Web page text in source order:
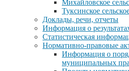
Михайловское
Туксинское
Доклады, речи, отчеты
Информация о
Статистическая
Нормативно-правовые
Информация о
муниципальных